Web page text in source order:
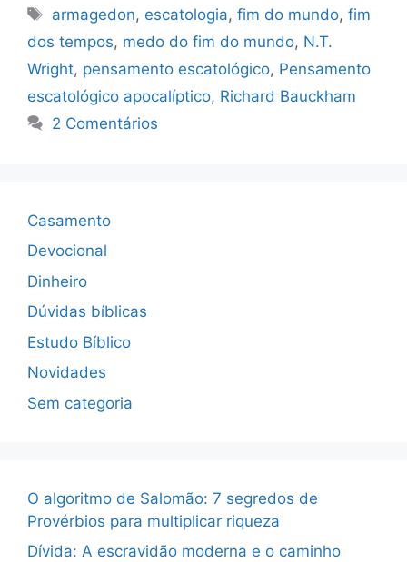
Tags
armagedon, escatologia,fim do mundo,fim
dos tempos, medo do fim do mundo, N.T.
Wright, pensamento escatológico, Pensamento
escatológico apocalíptico, Richard Bauckham
2 Comentários
Casamento
Devocional
Dinheiro
Dúvidas bíblicas
Estudo Bíblico
Novidades
Sem categoria
O algoritmo de Salomão: 7 segredos de
Provérbios para multiplicar riqueza
Dívida: A escravidão moderna e o caminho